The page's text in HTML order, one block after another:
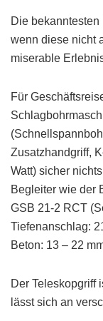
Die
wenn diese nicht
miserable
Für
Zusatzhandgriff,
Watt) sicher
Begleiter wie der
GSB 21-2 RCT
Tiefenanschlag:
Beton: 13 – 22
Der Teleskopgriff
lässt sich an